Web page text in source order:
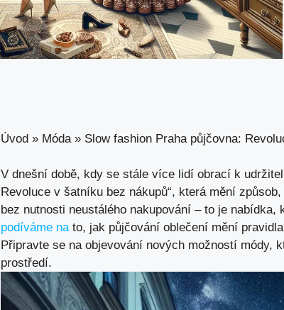
Úvod » Móda » Slow fashion Praha půjčovna:
V dnešní době, kdy se stále více lidí obrací k
Revoluce v šatníku bez nákupů“, která mění
bez nutnosti neustálého nakupování – to je
podíváme nato, jak půjčování oblečení mění
Připravte se na objevování nových možností módy,
prostředí.